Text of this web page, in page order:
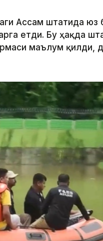
Ассам штатида юз
етди. Бу ҳақда
маълум қилди,